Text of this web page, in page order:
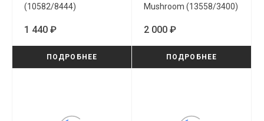
(10582/8444)
1 440 ₽
ПОДРОБНЕЕ
Mushroom (13558/3400)
2 000 ₽
ПОДРОБНЕЕ